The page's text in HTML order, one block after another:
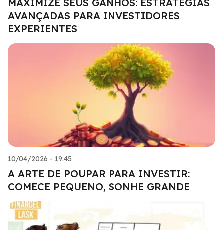
MAXIMIZE SEUS GANHOS: ESTRATÉGIAS
AVANÇADAS PARA INVESTIDORES
EXPERIENTES
10/04/2026 - 19:45
A ARTE DE POUPAR PARA INVESTIR:
COMECE PEQUENO, SONHE GRANDE